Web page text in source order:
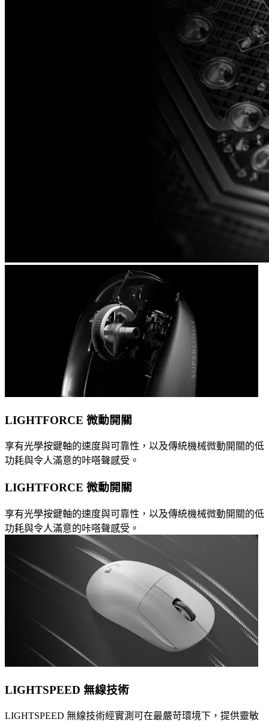
LIGHTFORCE 微動開關
享有光學按鍵軸的速度與可靠性，以及傳統機械微動開關的低
功耗與令人滿意的咔嗒聲感受。
LIGHTFORCE 微動開關
享有光學按鍵軸的速度與可靠性，以及傳統機械微動開關的低
功耗與令人滿意的咔嗒聲感受。
LIGHTSPEED 無線技術
LIGHTSPEED 無線技術經實測可在最嚴苛環境下，提供靈敏